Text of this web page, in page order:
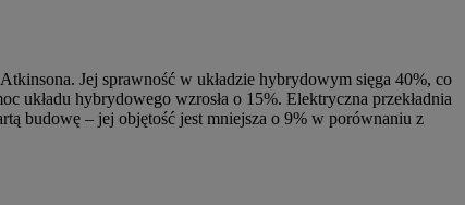
Jej sprawność w układzie hybrydowym sięga 40%, co
układu hybrydowego wzrosła o 15%. Elektryczna przekładnia
budowę – jej objętość jest mniejsza o 9% w porównaniu z